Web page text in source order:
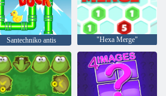
Santechniko antis "Hexa Merge"